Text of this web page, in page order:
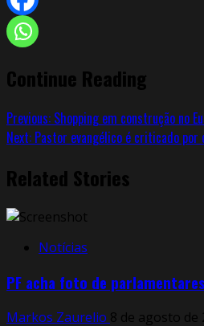
Continue Reading
Previous: Shopping em construção no
Next: Pastor evangélico é criticado
Related Stories
Notícias
PF acha foto de
Markos Zaurelio 8 de agosto de